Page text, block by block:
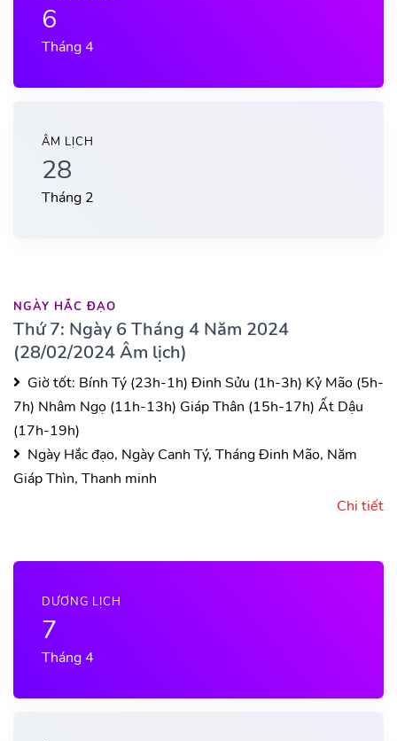
6
Tháng 4
ÂM LỊCH
28
Tháng 2
NGÀY HẮC ĐẠO
Thứ 7: Ngày 6 Tháng 4 Năm 2024
(28/02/2024 Âm lịch)
Giờ tốt: Bính Tý (23h-1h) Đinh Sửu (1h-3h) Kỷ Mão (5h-
7h) Nhâm Ngọ (11h-13h) Giáp Thân (15h-17h) Ất Dậu
(17h-19h)
Ngày Hắc đạo, Ngày Canh Tý, Tháng Đinh Mão, Năm
Giáp Thìn, Thanh minh
Chi tiết
DƯƠNG LỊCH
7
Tháng 4